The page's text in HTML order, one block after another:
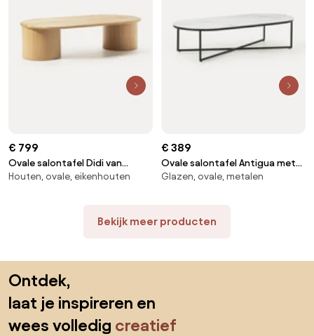
€ 799
Ovale salontafel Didi van
eikenhout
Houten, ovale, eikenhouten
€ 389
Ovale salontafel Antigua met
glazen tafelblad in marmerlook
Glazen, ovale, metalen
Bekijk meer producten
Ontdek,
laat je inspireren en
wees volledig creatief